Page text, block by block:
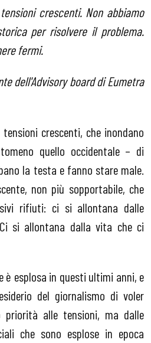
crescenti. Non abbiamo
per risolvere il problema.
fermi.
dell'Advisory board di Eumetra
crescenti, che inondano
quello occidentale – di
la testa e fanno stare male.
non più sopportabile, che
rifiuti: ci si allontana dalle
si allontana dalla vita che ci
è esplosa in questi ultimi anni, e
del giornalismo di voler
priorità alle tensioni, ma dalle
che sono esplose in epoca